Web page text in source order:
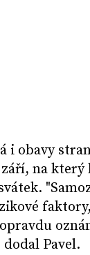
i obavy
na který
Pavel.